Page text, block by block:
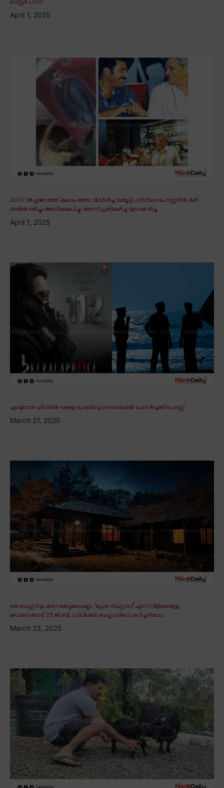
മാസ്റ്റർ പീസ്
April 1, 2025
2007 ൽ ഗുജറാത്ത് കലാപത്തെ വിമർശിച്ച മമ്മൂട്ടി; സിനിമാ പോസ്റ്ററിൽ കരി
ഓയിൽ ഒഴിച്ചും അധിക്ഷേപിച്ചും അന്ന് പ്രതികരിച്ച യുവ മോർച്ച
April 1, 2025
എമ്പുരാൻ ഫീവറിൽ കേരള പോലീസും; വൈറലായി ഫേസ്ബുക്ക് പോസ്റ്റ്
March 27, 2025
ഒരു ബംഗ്ലാവും കുറേ കെട്ടുകഥകളും∙ ‘പ്രേത ബംഗ്ലാവ്’ എന്ന് വിളിപ്പേരുള്ള
ബോണക്കാട് 25 ജി.ബി. ഡിവിഷൻ ബംഗ്ലാവിനെ കുറിച്ചറിയാം.
March 23, 2025